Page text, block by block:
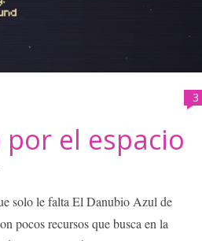
3
por el espacio
solo le falta El Danubio Azul de
pocos recursos que busca en la